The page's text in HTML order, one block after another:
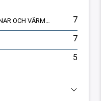
LÅGVÄRMEUGNAR OCH VÄRMESKÅP 7
7
5